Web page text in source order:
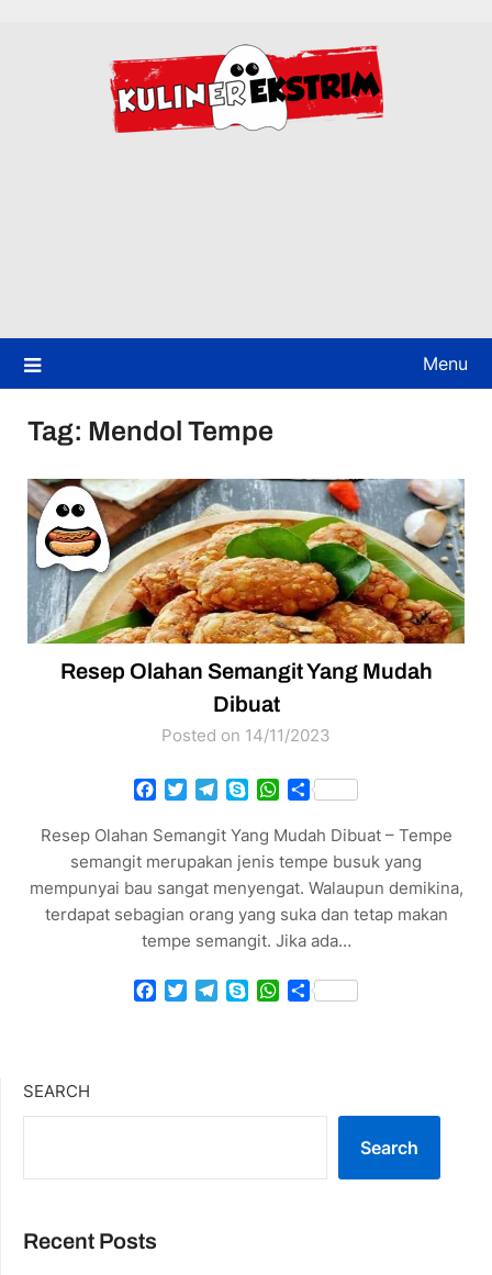
Menu
Tag: Mendol Tempe
Resep Olahan Semangit Yang Mudah
Dibuat
Posted on 14/11/2023
Facebook
TwitterTelegram
SkypeWhatsApp
Share
Resep Olahan Semangit Yang Mudah Dibuat – Tempe
semangit merupakan jenis tempe busuk yang
mempunyai bau sangat menyengat. Walaupun demikina,
terdapat sebagian orang yang suka dan tetap makan
tempe semangit. Jika ada…
Facebook
TwitterTelegram
SkypeWhatsApp
Share
SEARCH
Search
Recent Posts